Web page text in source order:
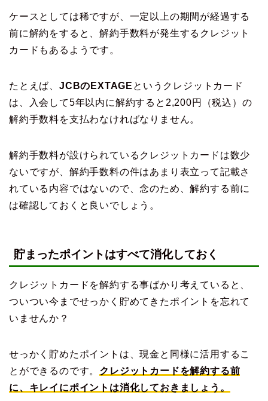
ケースとしては稀ですが、一定以上の期間が経過する
前に解約をすると、解約手数料が発生するクレジット
カードもあるようです。
たとえば、 JCBのEXTAGE というクレジットカード
は、入会して5年以内に解約すると2,200円（税込）の
解約手数料を支払わなければなりません。
解約手数料が設けられているクレジットカードは数少
ないですが、解約手数料の件はあまり表立って記載さ
れている内容ではないので、念のため、解約する前に
は確認しておくと良いでしょう。
貯まったポイントはすべて消化しておく
クレジットカードを解約する事ばかり考えていると、
ついつい今までせっかく貯めてきたポイントを忘れて
いませんか？
せっかく貯めたポイントは、現金と同様に活用するこ
とができるのです。 クレジットカードを解約する前
に、キレイにポイントは消化しておきましょう。